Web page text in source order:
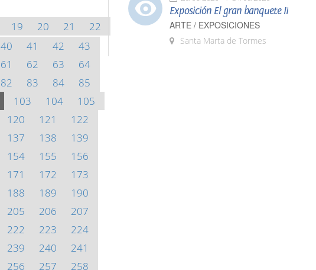
19 20 21
22
40 41 42
43
61 62 63
64
82 83 84
85
103 104
105
120 121
122
137 138
139
154 155
156
171 172
173
188 189
190
205 206
207
222 223
224
239 240
241
256 257 258
Exposición El gran banquete II
ARTE / EXPOSICIONES
Santa Marta de Tormes